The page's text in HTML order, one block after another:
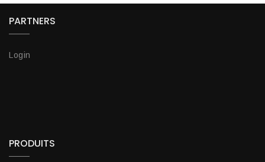
PARTNERS
Login
PRODUITS